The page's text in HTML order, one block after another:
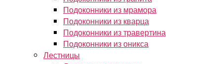
Подоконники из мрамора
Подоконники из кварца
Подоконники из травертина
Подоконники из оникса
Лестницы